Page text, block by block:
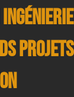
projets